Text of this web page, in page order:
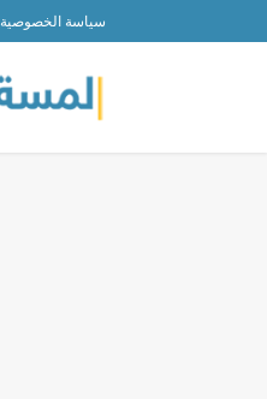
سياسة الخصوصية